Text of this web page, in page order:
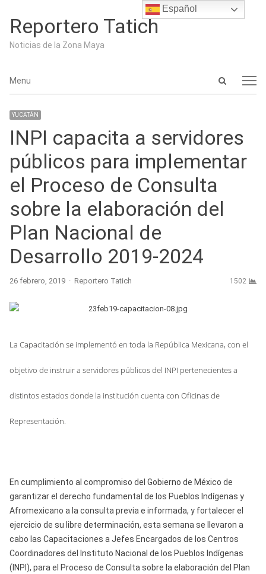
Reportero Tatich
Noticias de la Zona Maya
Open
Menu
Menu
YUCATÁN
INPI capacita a servidores
públicos para implementar
el Proceso de Consulta
sobre la elaboración del
Plan Nacional de
Desarrollo 2019-2024
26 febrero, 2019 Author
Reportero Tatich 1502
La Capacitación se implementó en toda la República Mexicana, con el
objetivo de instruir a servidores públicos del INPI pertenecientes a
distintos estados donde la institución cuenta con Oficinas de
Representación.
En cumplimiento al compromiso del Gobierno de México de
garantizar el derecho fundamental de los Pueblos Indígenas y
Afromexicano a la consulta previa e informada, y fortalecer el
ejercicio de su libre determinación, esta semana se llevaron a
cabo las Capacitaciones a Jefes Encargados de los Centros
Coordinadores del Instituto Nacional de los Pueblos Indígenas
(INPI), para el Proceso de Consulta sobre la elaboración del Plan
Español